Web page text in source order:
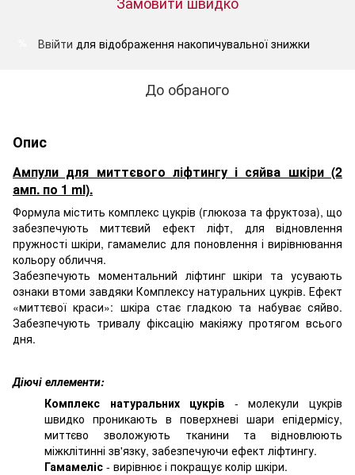
Ввійти для відображення накопичувальної знижки
До обраного
Опис
Ампули для миттєвого ліфтингу і сяйва шкіри (2
амп. по 1 ml).
Формула містить комплекс цукрів (глюкоза та фруктоза), що
забезпечують миттєвий ефект ліфт, для відновлення
пружності шкіри, гамамелис для поновлення і вирівнювання
кольору обличчя.
Забезпечують моментальний ліфтинг шкіри та усувають
ознаки втоми завдяки Комплексу натуральних цукрів. Ефект
«миттєвої краси»: шкіра стає гладкою та набуває сяйво.
Забезпечують тривалу фіксацію макіяжу протягом всього
дня.
Діючі еллементи:
Комплекс натуральних цукрів - молекули цукрів
швидко проникають в поверхневі шари епідермісу,
миттєво зволожують тканини та відновлюють
міжклітинні зв'язку, забезпечуючи ефект ліфтингу.
Гамамеліс - вирівнює і покращує колір шкіри.